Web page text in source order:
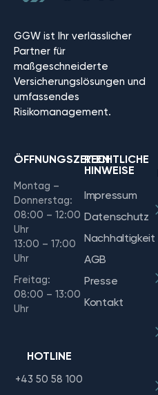
GGW ist Ihr verlässlicher
Partner für
maßgeschneiderte
Versicherungslösungen und
umfassendes
Risikomanagement.
ÖFFNUNGSZEITEN
Montag –
Donnerstag:
08:00 – 12:00
Uhr
13:00 – 17:00
Uhr
Freitag:
08:00 – 13:00
Uhr
HOTLINE
+43 50 58 100
RECHTLICHE
HINWEISE
Impressum
Datenschutz
Nachhaltigkeit
AGB
Presse
Kontakt